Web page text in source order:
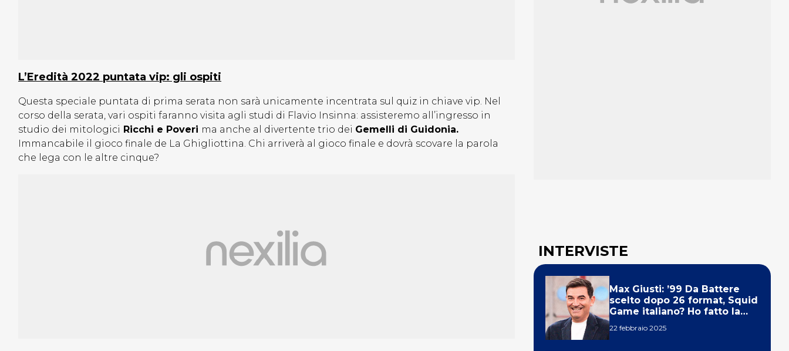
L’Eredità 2022 puntata vip: gli ospiti
Questa speciale puntata di prima serata non sarà unicamente incentrata sul quiz in chiave vip. Nel
corso della serata, vari ospiti faranno visita agli studi di Flavio Insinna: assisteremo all’ingresso in
studio dei mitologici Ricchi e Poveri ma anche al divertente trio dei Gemelli di Guidonia.
Immancabile il gioco finale de La Ghigliottina. Chi arriverà al gioco finale e dovrà scovare la parola
che lega con le altre cinque?
INTERVISTE
Max Giusti: ’99 Da Battere
scelto dopo 26 format, Squid
Game italiano? Ho fatto la
22 febbraio 2025